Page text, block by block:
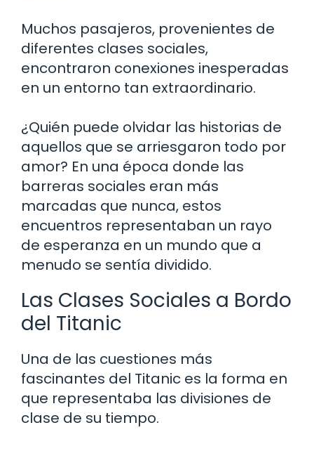
Muchos pasajeros, provenientes de
diferentes clases sociales,
encontraron conexiones inesperadas
en un entorno tan extraordinario.
¿Quién puede olvidar las historias de
aquellos que se arriesgaron todo por
amor? En una época donde las
barreras sociales eran más
marcadas que nunca, estos
encuentros representaban un rayo
de esperanza en un mundo que a
menudo se sentía dividido.
Las Clases Sociales a Bordo
del Titanic
Una de las cuestiones más
fascinantes del Titanic es la forma en
que representaba las divisiones de
clase de su tiempo.